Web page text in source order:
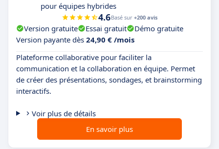
pour équipes hybrides
4.6Basé sur +200 avis
Version gratuite Essai gratuit
Démo gratuite
Version payante dès 24,90 € /mois
Plateforme collaborative pour faciliter la
communication et la collaboration en équipe. Permet
de créer des présentations, sondages, et brainstorming
interactifs.
Voir plus de détails
En savoir plus